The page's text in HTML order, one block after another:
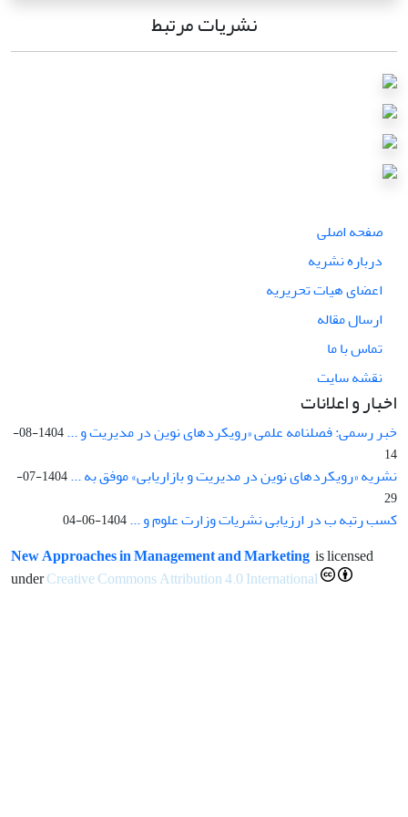
نشریات مرتبط
صفحه اصلی
درباره نشریه
اعضای هیات تحریریه
ارسال مقاله
تماس با ما
نقشه سایت
اخبار و اعلانات
خبر رسمی: فصلنامه علمی «رویکردهای نوین در مدیریت و ...
1404-08-
14
نشریه «رویکردهای نوین در مدیریت و بازاریابی» موفق به ...
1404-07-
29
کسب رتبه ب در ارزیابی نشریات وزارت علوم و ...1404-06-04
New Approaches in Management and Marketing is licensed
underCreative Commons Attribution 4.0 International